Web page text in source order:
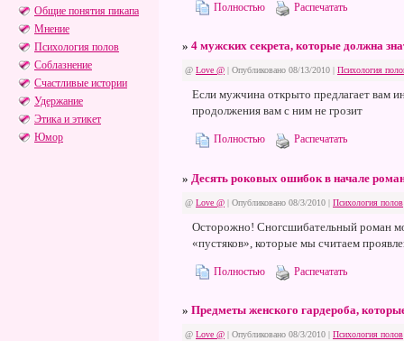
Общие понятия пикапа
Мнение
Психология полов
Соблазнение
Счастливые истории
Удержание
Этика и этикет
Юмор
Полностью Распечатать
» 4 мужских секрета, которые должна
@ Love @ | Опубликовано 08/13/2010 | Психология
Если мужчина открыто предлагает вам
продолжения вам с ним не грозит
Полностью Распечатать
» Десять роковых ошибок в начале
@ Love @ | Опубликовано 08/3/2010 | Психология полов
Осторожно! Сногсшибательный роман
«пустяков», которые мы считаем
Полностью Распечатать
» Предметы женского гардероба,
@ Love @ | Опубликовано 08/3/2010 | Психология полов